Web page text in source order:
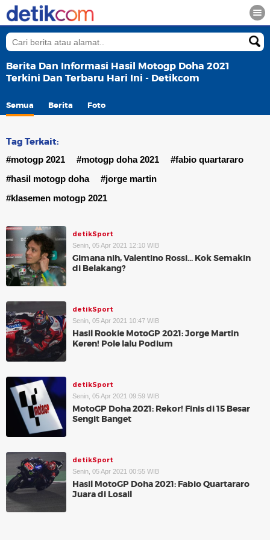
Berita Dan Informasi Hasil Motogp Doha 2021
Terkini Dan Terbaru Hari Ini - Detikcom
Semua Berita Foto
Tag Terkait:
#motogp 2021 #motogp doha 2021
#fabio quartararo
#hasil motogp doha
#jorge martin
#klasemen motogp 2021
detikSport
Senin, 05 Apr 2021 12:10 WIB
Gimana nih, Valentino Rossi... Kok Semakin
di Belakang?
detikSport
Senin, 05 Apr 2021 10:47 WIB
Hasil Rookie MotoGP 2021: Jorge Martin
Keren! Pole lalu Podium
detikSport
Senin, 05 Apr 2021 09:59 WIB
MotoGP Doha 2021: Rekor! Finis di 15 Besar
Sengit Banget
detikSport
Senin, 05 Apr 2021 00:55 WIB
Hasil MotoGP Doha 2021: Fabio Quartararo
Juara di Losail